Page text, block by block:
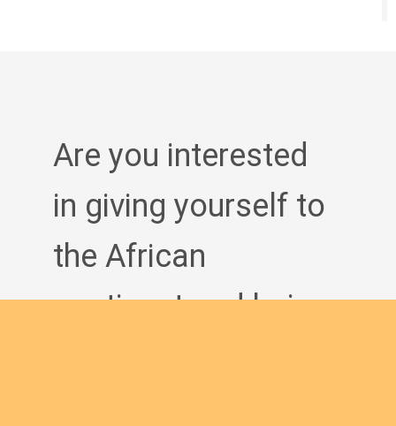
Are you interested
in giving yourself to
the African
continent and being